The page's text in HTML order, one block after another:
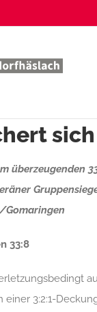
überzeugenden
Gomaringen
33:8
3:2:1-